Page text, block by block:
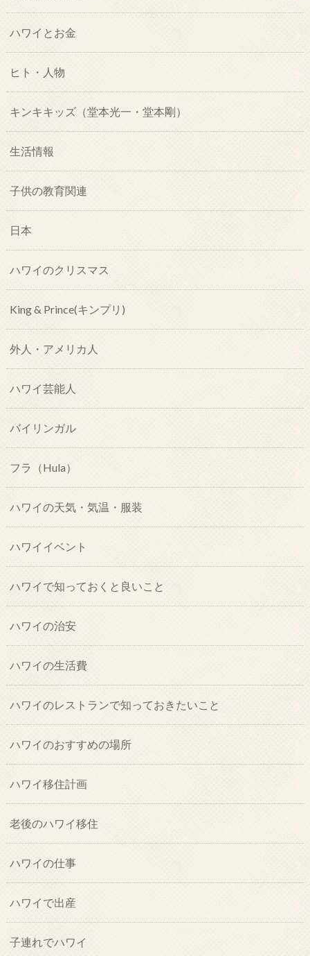
ハワイとお金
ヒト・人物
キンキキッズ（堂本光一・堂本剛）
生活情報
子供の教育関連
日本
ハワイのクリスマス
King & Prince(キンプリ)
外人・アメリカ人
ハワイ芸能人
バイリンガル
フラ（Hula）
ハワイの天気・気温・服装
ハワイイベント
ハワイで知っておくと良いこと
ハワイの治安
ハワイの生活費
ハワイのレストランで知っておきたいこと
ハワイのおすすめの場所
ハワイ移住計画
老後のハワイ移住
ハワイの仕事
ハワイで出産
子連れでハワイ